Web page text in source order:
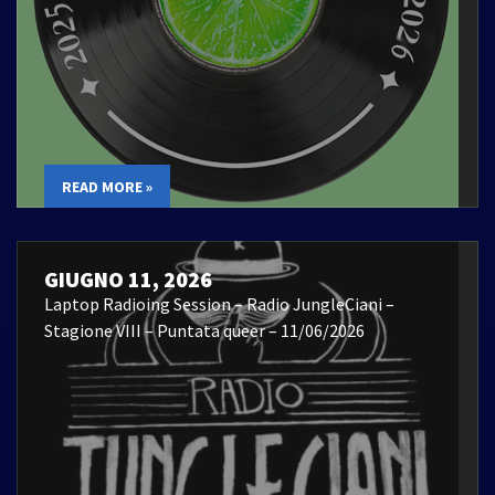
READ MORE »
GIUGNO 11, 2026
Laptop Radioing Session – Radio JungleCiani –
Stagione VIII – Puntata queer – 11/06/2026